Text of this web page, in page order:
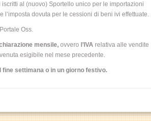
al (nuovo) Sportello unico per le importazioni
l’imposta dovuta per le cessioni di beni ivi effettuate.
Oss.
mensile, ovvero l’IVA relativa alle vendite
esigibile nel mese precedente.
settimana o in un giorno festivo.